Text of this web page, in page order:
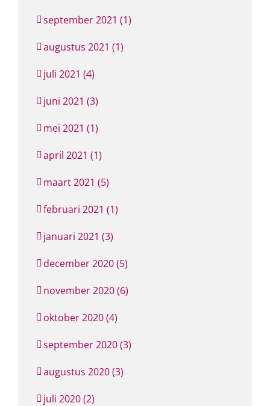
september 2021 (1)
augustus 2021 (1)
juli 2021 (4)
juni 2021 (3)
mei 2021 (1)
april 2021 (1)
maart 2021 (5)
februari 2021 (1)
januari 2021 (3)
december 2020 (5)
november 2020 (6)
oktober 2020 (4)
september 2020 (3)
augustus 2020 (3)
juli 2020 (2)